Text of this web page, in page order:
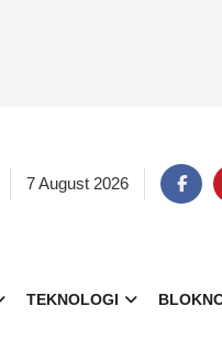
7 August 2026
TEKNOLOGI